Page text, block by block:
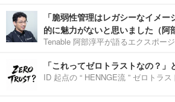
「脆弱性管理はレガシーなイメ
的に魅力がないと思いました（阿
Tenable 阿部淳平が語るエクスポー
「これってゼロトラストなの？」
ID 起点の “ HENNGE流 ” ゼロトラ